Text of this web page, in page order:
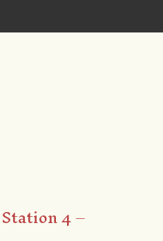
Station 4 –